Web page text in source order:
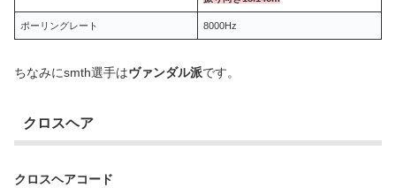
ポーリングレート 8000Hz
ちなみにsmth選手はヴァンダル派です。
クロスヘア
クロスヘアコード